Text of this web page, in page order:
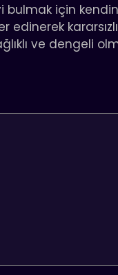
bulmak için
edinerek
ve dengeli